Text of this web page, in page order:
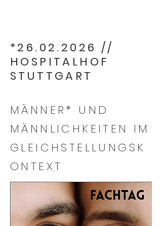
*26.02.2026 //
HOSPITALHOF
STUTTGART
MÄNNER* UND
MÄNNLICHKEITEN IM
GLEICHSTELLUNGSK
ONTEXT